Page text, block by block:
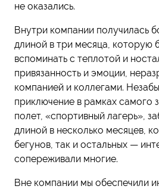
не оказались.
Внутри компании получилась
длиной в три месяца, которую
вспоминать с теплотой и
привязанность и эмоции,
компанией и коллегами.
приключение в рамках самого
полет, «спортивный лагерь»,
длиной в несколько месяцев,
бегунов, так и остальных —
сопереживали многие.
Вне компании мы обеспечили